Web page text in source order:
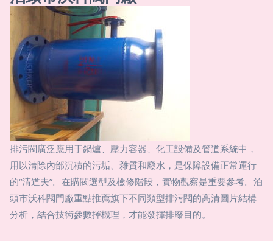
排污閥廣泛應用于鍋爐、壓力容器、化工設備及管道系統中，
用以清除內部沉積的污垢、雜質和廢水，是保障設備正常運行
的“清道夫”。在購閥選型及檢修階段，實物觀察是重要參考。泊
頭市沃科閥門廠重點推薦旗下不同類型排污閥的高清圖片結構
分析，結合技術參數擇機理，才能發揮排廢目的。